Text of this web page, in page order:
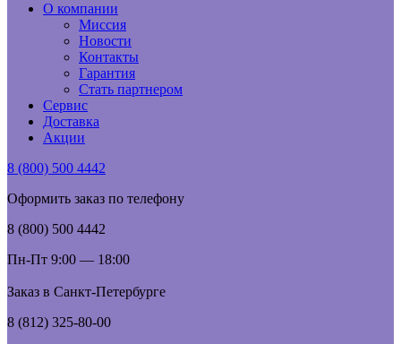
О компании
Миссия
Новости
Контакты
Гарантия
Стать партнером
Сервис
Доставка
Акции
8 (800) 500 4442
Оформить заказ по телефону
8 (800) 500 4442
Пн-Пт 9:00 — 18:00
Заказ в Санкт-Петербурге
8 (812) 325-80-00